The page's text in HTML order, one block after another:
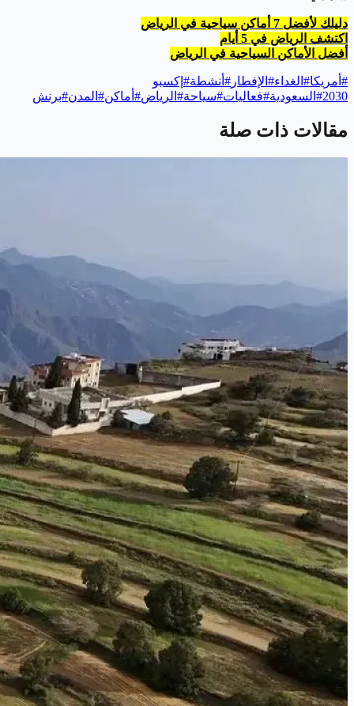
دليلك لأفضل 7 أماكن سياحية في الرياض
اكتشف الرياض في 5 أيام
أفضل الأماكن السياحية في الرياض
# أمريكا# الغداء# الإفطار # أنشطة# إكسبو
2030
# السعودية#فعاليات#سياحة# الرياض# أماكن# المدن#برنش
مقالات ذات صلة